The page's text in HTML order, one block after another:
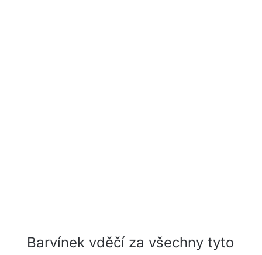
Barvínek vděčí za všechny tyto